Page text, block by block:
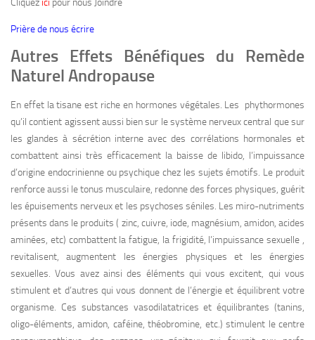
Cliquez ici pour nous Joindre
Prière de nous écrire
Autres Effets Bénéfiques du Remède
Naturel Andropause
En effet la tisane est riche en hormones végétales. Les phythormones
qu’il contient agissent aussi bien sur le système nerveux central que sur
les glandes à sécrétion interne avec des corrélations hormonales et
combattent ainsi très efficacement la baisse de libido, l’impuissance
d’origine endocrinienne ou psychique chez les sujets émotifs. Le produit
renforce aussi le tonus musculaire, redonne des forces physiques, guérit
les épuisements nerveux et les psychoses séniles. Les miro-nutriments
présents dans le produits ( zinc, cuivre, iode, magnésium, amidon, acides
aminées, etc) combattent la fatigue, la frigidité, l’impuissance sexuelle ,
revitalisent, augmentent les énergies physiques et les énergies
sexuelles. Vous avez ainsi des éléments qui vous excitent, qui vous
stimulent et d’autres qui vous donnent de l’énergie et équilibrent votre
organisme. Ces substances vasodilatatrices et équilibrantes (tanins,
oligo-éléments, amidon, caféine, théobromine, etc.) stimulent le centre